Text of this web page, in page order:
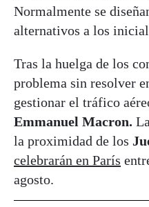
Normalmente se
alternativos a los
Tras la huelga de los
problema sin resolver
gestionar el tráfico
Emmanuel Macron.
la proximidad de los
celebrarán en París
agosto.